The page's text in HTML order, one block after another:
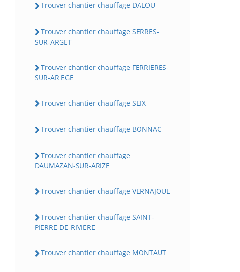
Trouver chantier chauffage DALOU
Trouver chantier chauffage SERRES-
SUR-ARGET
Trouver chantier chauffage FERRIERES-
SUR-ARIEGE
Trouver chantier chauffage SEIX
Trouver chantier chauffage BONNAC
Trouver chantier chauffage
DAUMAZAN-SUR-ARIZE
Trouver chantier chauffage VERNAJOUL
Trouver chantier chauffage SAINT-
PIERRE-DE-RIVIERE
Trouver chantier chauffage MONTAUT